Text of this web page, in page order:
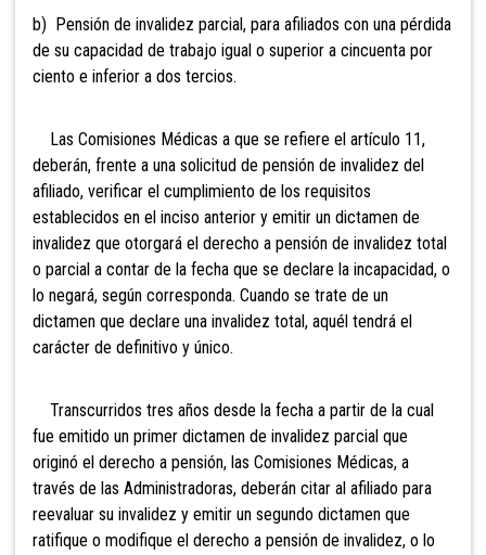
b) Pensión de invalidez parcial, para afiliados con una pérdida
de su capacidad de trabajo igual o superior a cincuenta por
ciento e inferior a dos tercios.
Las Comisiones Médicas a que se refiere el artículo 11,
deberán, frente a una solicitud de pensión de invalidez del
afiliado, verificar el cumplimiento de los requisitos
establecidos en el inciso anterior y emitir un dictamen de
invalidez que otorgará el derecho a pensión de invalidez total
o parcial a contar de la fecha que se declare la incapacidad, o
lo negará, según corresponda. Cuando se trate de un
dictamen que declare una invalidez total, aquél tendrá el
carácter de definitivo y único.
Transcurridos tres años desde la fecha a partir de la cual
fue emitido un primer dictamen de invalidez parcial que
originó el derecho a pensión, las Comisiones Médicas, a
través de las Administradoras, deberán citar al afiliado para
reevaluar su invalidez y emitir un segundo dictamen que
ratifique o modifique el derecho a pensión de invalidez, o lo